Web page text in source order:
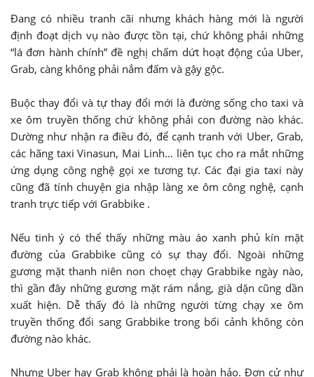
Đang có nhiều tranh cãi nhưng khách hàng mới là người
định đoạt dịch vụ nào được tồn tại, chứ không phải những
“lá đơn hành chính” đề nghị chấm dứt hoạt động của Uber,
Grab, càng không phải nắm đấm và gậy gộc.
Buộc thay đổi và tự thay đổi mới là đường sống cho taxi và
xe ôm truyền thống chứ không phải con đường nào khác.
Dường như nhận ra điều đó, để cạnh tranh với Uber, Grab,
các hãng taxi Vinasun, Mai Linh… liên tục cho ra mắt những
ứng dụng công nghệ gọi xe tương tự. Các đại gia taxi này
cũng đã tính chuyện gia nhập làng xe ôm công nghệ, cạnh
tranh trực tiếp với Grabbike .
Nếu tinh ý có thể thấy những màu áo xanh phủ kín mặt
đường của Grabbike cũng có sự thay đổi. Ngoài những
gương mặt thanh niên non choẹt chạy Grabbike ngày nào,
thì gần đây những gương mặt rám nắng, già dặn cũng dần
xuất hiện. Dễ thấy đó là những người từng chạy xe ôm
truyền thống đổi sang Grabbike trong bối cảnh không còn
đường nào khác.
Nhưng Uber hay Grab không phải là hoàn hảo. Đơn cử như